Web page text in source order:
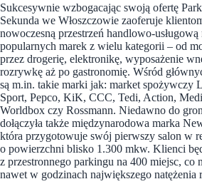
Sukcesywnie wzbogacając swoją ofertę
Sekunda we Włoszczowie zaoferuje
nowoczesną przestrzeń handlowo-
popularnych marek z wielu kategorii – od
przez drogerię, elektronikę, wyposażenie
rozrywkę aż po gastronomię. Wśród
są m.in. takie marki jak: market spożywczy
Sport, Pepco, KiK, CCC, Tedi, Action,
Worldbox czy Rossmann. Niedawno do
dołączyła także międzynarodowa marka
która przygotowuje swój pierwszy salon w
o powierzchni blisko 1.300 mkw. Klienci
z przestronnego parkingu na 400 miejsc, co
nawet w godzinach największego natężenia